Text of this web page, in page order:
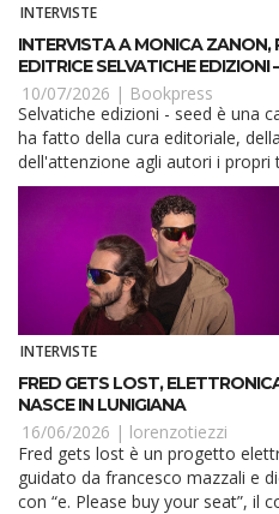
INTERVISTE
INTERVISTA A MONICA ZANON,
EDITRICE SELVATICHE EDIZIONI
10/07/2026 | Bookpress
Selvatiche edizioni - seed è una
ha fatto della cura editoriale,
dell'attenzione agli autori i propri
INTERVISTE
FRED GETS LOST,
NASCE IN LUNIGIANA
16/06/2026 | lorenzotiezzi
Fred gets lost è un progetto
guidato da francesco mazzali e
con “e. Please buy your seat”, il